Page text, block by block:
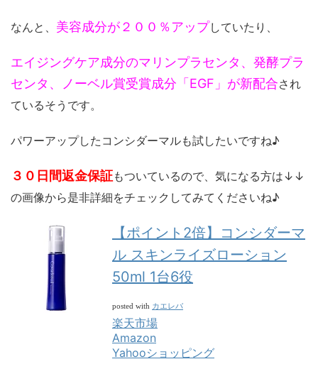
なんと、 美容成分が２００％アップしていたり、
エイジングケア成分のマリンプラセンタ、発酵プラ
センタ、ノーベル賞受賞成分「EGF」が新配合され
ているそうです。
パワーアップしたコンシダーマルも試したいですね♪
３０日間返金保証もついているので、気になる方は↓↓
の画像から是非詳細をチェックしてみてくださいね♪
【ポイント2倍】コンシダーマ
ル スキンライズローション
50ml 1台6役
posted with カエレバ
楽天市場
Amazon
Yahooショッピング